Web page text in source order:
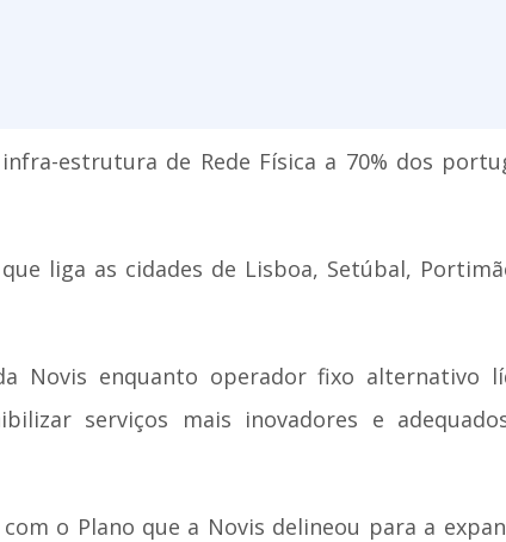
estrutura de Rede Física a 70% dos
liga as cidades de Lisboa, Setúbal,
Novis enquanto operador fixo alternativo
serviços mais inovadores e
o Plano que a Novis delineou para a